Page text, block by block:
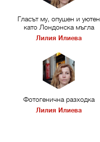
Гласът му, опушен и уютен
като Лондонска мъгла
Лилия Илиева
Фотогенична разходка
Лилия Илиева